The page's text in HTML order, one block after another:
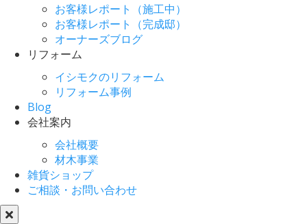
お客様レポート（施工中）
お客様レポート（完成邸）
オーナーズブログ
リフォーム
イシモクのリフォーム
リフォーム事例
Blog
会社案内
会社概要
材木事業
雑貨ショップ
ご相談・お問い合わせ